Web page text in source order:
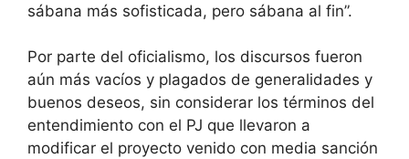
sábana más sofisticada, pero sábana al fin”.
Por parte del oficialismo, los discursos fueron
aún más vacíos y plagados de generalidades y
buenos deseos, sin considerar los términos del
entendimiento con el PJ que llevaron a
modificar el proyecto venido con media sanción